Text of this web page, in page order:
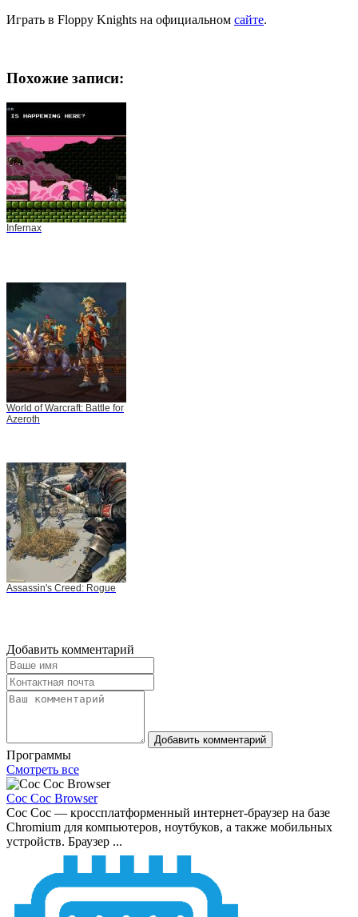
Играть в Floppy Knights на официальном сайте.
Похожие записи:
Infernax
World of Warcraft: Battle for
Azeroth
Assassin's Creed: Rogue
Добавить комментарий
Добавить комментарий
Программы
Смотреть все
Coc Coc Browser
Coc Coc — кроссплатформенный интернет-браузер на базе
Chromium для компьютеров, ноутбуков, а также мобильных
устройств. Браузер ...